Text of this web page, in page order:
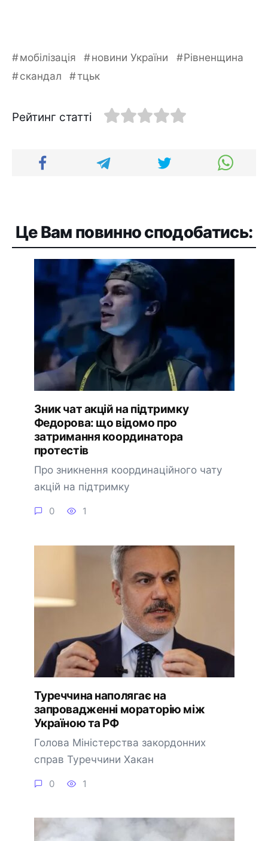
мобілізація новини України
Рівненщина
скандал
тцьк
Рейтинг статті
Це Вам повинно сподобатись:
Зник чат акцій на підтримку
Федорова: що відомо про
затримання координатора
протестів
Про зникнення координаційного чату
акцій на підтримку
0 1
Туреччина наполягає на
запровадженні мораторію між
Україною та РФ
Голова Міністерства закордонних
справ Туреччини Хакан
0 1